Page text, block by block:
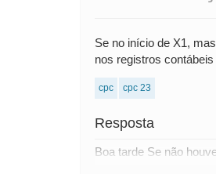
Se no início de X1,
nos registros
cpc cpc 23
Resposta
Boa tarde Se não